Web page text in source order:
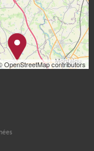
OpenStreetMap contributors